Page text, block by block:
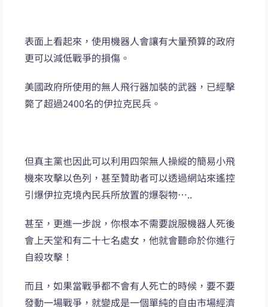
表面上看起來，使用機器人會讓有大量預算的政府
更可以減低戰爭的損傷。
美國政府所使用的無人飛行器加裝的武器，已經擊
斃了超過2400名的伊拉克民兵。
但真主黨也因此可以利用四架無人操縱的簡易小飛
機來攻擊以色列，甚至贊助者可以透過網站來遙控
引爆伊拉克境內民兵所放置的爆裂物…..
甚至，更進一步說，你根本不需要說服機器人死後
會上天堂和有二十七名處女，他就會聽命於你進行
自殺攻擊！
而且，如果當戰爭都不會有人死亡的時候，要不要
發動一場戰爭，就變成是一個單純的自由市場經濟